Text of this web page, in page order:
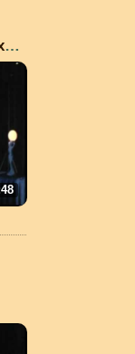
Приходит день, приходит...